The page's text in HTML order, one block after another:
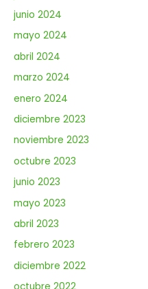
junio 2024
mayo 2024
abril 2024
marzo 2024
enero 2024
diciembre 2023
noviembre 2023
octubre 2023
junio 2023
mayo 2023
abril 2023
febrero 2023
diciembre 2022